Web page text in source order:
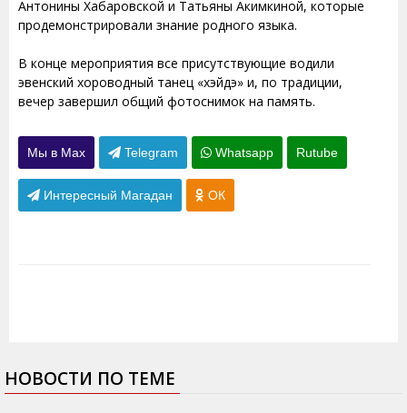
Антонины Хабаровской и Татьяны Акимкиной, которые
продемонстрировали знание родного языка.
В конце мероприятия все присутствующие водили
эвенский хороводный танец «хэйдэ» и, по традиции,
вечер завершил общий фотоснимок на память.
Мы в Max Telegram Whatsapp Rutube
Интересный Магадан ОК
НОВОСТИ ПО ТЕМЕ